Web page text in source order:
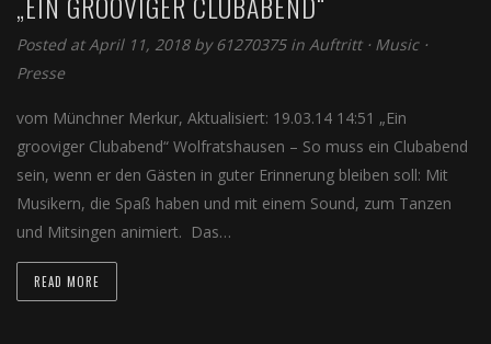
Posted at April 11, 2018 by61270375 in Auftritt⋅ Music⋅
Presse
vom Münchner Merkur, Aktualisiert: 19.03.14 14:51 „Ein
grooviger Clubabend“ Wolfratshausen – So muss ein Clubabend
sein, wenn er den Gästen in guter Erinnerung bleiben soll: Mit
Musikern, die Spaß haben und mit einem Sound, zum Tanzen
und Mitsingen animiert. Das…
READ MORE